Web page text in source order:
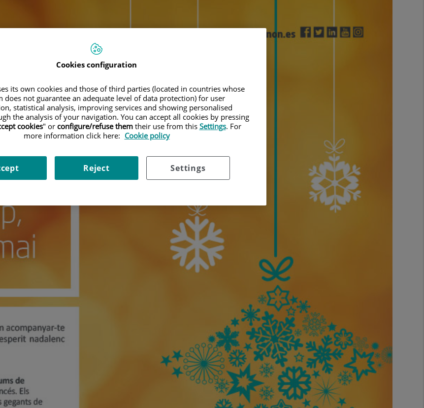
Cookies configuration
its own cookies and those of third parties (located in countries whose
does not guarantee an adequate level of data protection) for user
statistical analysis, improving services and showing personalised
the analysis of your navigation. You can accept all cookies by pressing
cookies" or configure/refuse themtheir use from this Settings. For
more information click here: Cookie policy
Settings
Reject